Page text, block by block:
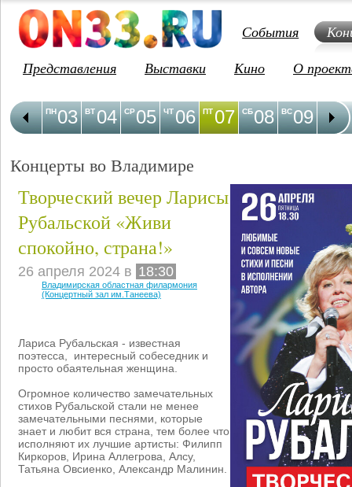
События
Представления
Выставки Кино О
03
ПН 04
ВТ 05
СР 06
ЧТ 07
ПТ 08
СБ 09
ВС 10
ПН
Концерты во Владимире
Творческий вечер Ларисы
Рубальской «Живи
спокойно, страна!»
26 апреля 2024 в 18:30
Владимирская областная филармония
(Концертный зал им.Танеева)
Лариса Рубальская - известная
поэтесса, интересный собеседник и
просто обаятельная женщина.
Огромное количество замечательных
стихов Рубальской стали не менее
замечательными песнями, которые
знает и любит вся страна, тем более что
исполняют их лучшие артисты: Филипп
Киркоров, Ирина Аллегрова, Алсу,
Татьяна Овсиенко, Александр Малинин.